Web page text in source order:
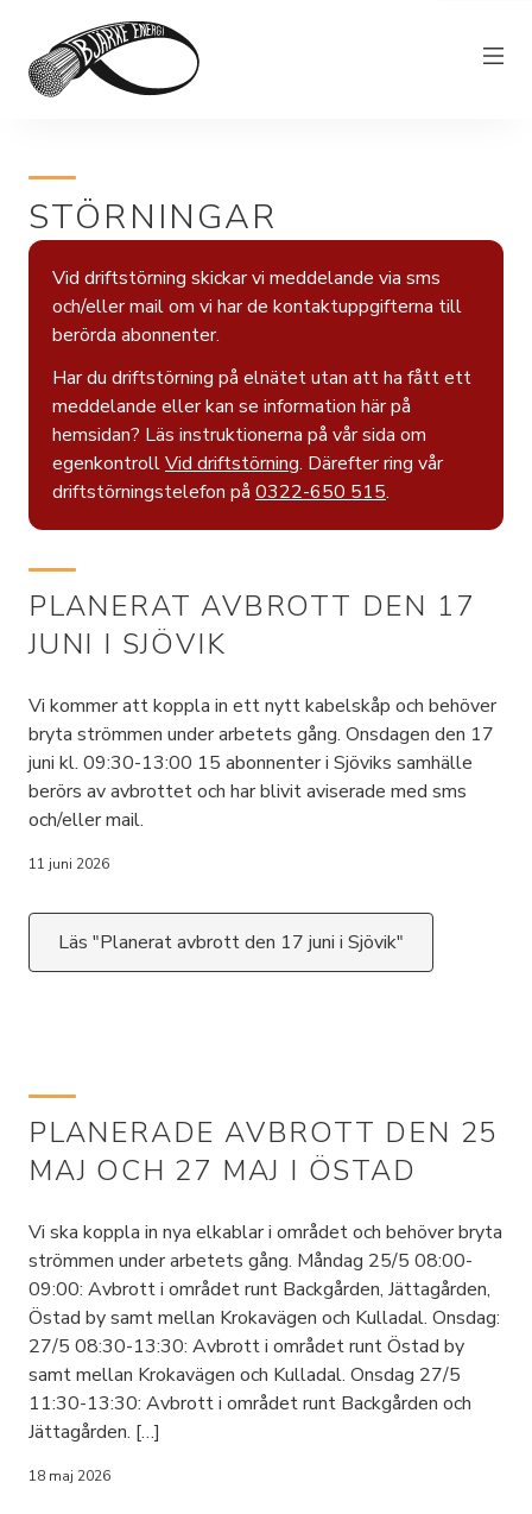
Elhandel
Bjärkefiber
Övrig verksamhet
Kundservice
Elproducent
STÖRNINGAR
Vid driftstörning skickar vi meddelande via sms
och/eller mail om vi har de kontaktuppgifterna till
berörda abonnenter.
Har du driftstörning på elnätet utan att ha fått ett
meddelande eller kan se information här på
hemsidan? Läs instruktionerna på vår sida om
egenkontrollVid driftstörning. Därefter ring vår
driftstörningstelefon på 0322-650 515.
PLANERAT AVBROTT DEN 17
JUNI I SJÖVIK
Vi kommer att koppla in ett nytt kabelskåp och behöver
bryta strömmen under arbetets gång. Onsdagen den 17
juni kl. 09:30-13:00 15 abonnenter i Sjöviks samhälle
berörs av avbrottet och har blivit aviserade med sms
och/eller mail.
11 juni 2026
Läs "Planerat avbrott den 17 juni i Sjövik"
PLANERADE AVBROTT DEN 25
MAJ OCH 27 MAJ I ÖSTAD
Vi ska koppla in nya elkablar i området och behöver bryta
strömmen under arbetets gång. Måndag 25/5 08:00-
09:00: Avbrott i området runt Backgården, Jättagården,
Östad by samt mellan Krokavägen och Kulladal. Onsdag:
27/5 08:30-13:30: Avbrott i området runt Östad by
samt mellan Krokavägen och Kulladal. Onsdag 27/5
11:30-13:30: Avbrott i området runt Backgården och
Jättagården. […]
18 maj 2026